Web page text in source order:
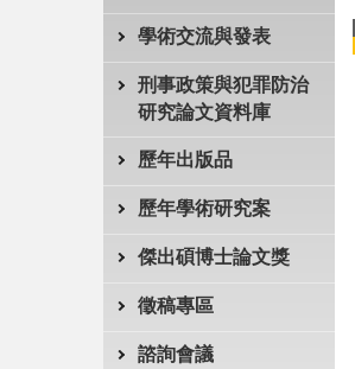
學術交流與發表
刑事政策與犯罪防治
研究論文資料庫
歷年出版品
歷年學術研究案
傑出碩博士論文獎
徵稿專區
諮詢會議